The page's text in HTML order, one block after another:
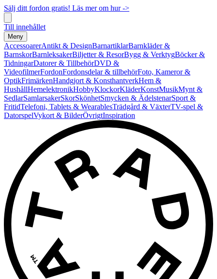
Sälj ditt fordon gratis! Läs mer om hur ->
Till innehållet
Meny
AccessoarerAntikt & DesignBarnartiklarBarnkläder &
BarnskorBarnleksakerBiljetter & ResorBygg & VerktygBöcker &
TidningarDatorer & TillbehörDVD &
VideofilmerFordonFordonsdelar & tillbehörFoto, Kameror &
OptikFrimärkenHandgjort & KonsthantverkHem &
HushållHemelektronikHobbyKlockorKläderKonstMusikMynt &
SedlarSamlarsakerSkorSkönhetSmycken & ÄdelstenarSport &
FritidTelefoni, Tablets & WearablesTrädgård & VäxterTV-spel &
DatorspelVykort & BilderÖvrigtInspiration